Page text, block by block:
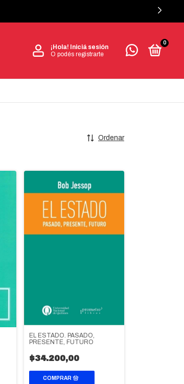
¡Hola! Iniciá sesión
O podés registrarte
0
Ordenar
EL ESTADO. PASADO,
PRESENTE, FUTURO
$34.200,00